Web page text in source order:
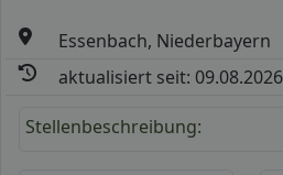
Essenbach, Niederbayern
aktualisiert seit: 09.08.2026
Stellenbeschreibung: